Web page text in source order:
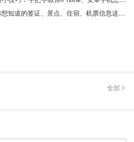
卡塔尔旅游攻略 - 你想知道的签证、景点、住宿、机票信息这都有！
全部